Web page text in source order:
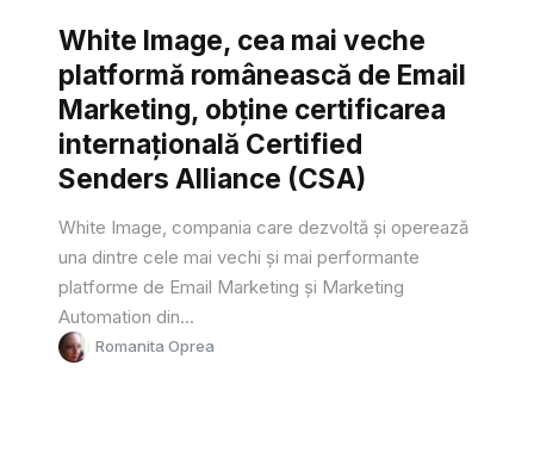
White Image, cea mai veche
platformă românească de Email
Marketing, obține certificarea
internațională Certified
Senders Alliance (CSA)
White Image, compania care dezvoltă și operează
una dintre cele mai vechi și mai performante
platforme de Email Marketing și Marketing
Automation din...
Romanita Oprea